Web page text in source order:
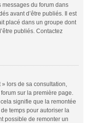
messages du forum dans
avant d’être publiés. Il est
placé dans un groupe dont
publiés. Contactez
lors de sa consultation,
sur la première page.
signifie que la remontée
temps pour autoriser la
possible de remonter un